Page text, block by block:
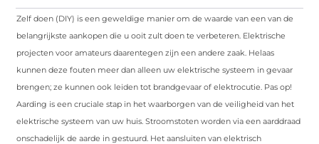
Zelf doen (DIY) is een geweldige manier om de waarde van een van de
belangrijkste aankopen die u ooit zult doen te verbeteren. Elektrische
projecten voor amateurs daarentegen zijn een andere zaak. Helaas
kunnen deze fouten meer dan alleen uw elektrische systeem in gevaar
brengen; ze kunnen ook leiden tot brandgevaar of elektrocutie. Pas op!
Aarding is een cruciale stap in het waarborgen van de veiligheid van het
elektrische systeem van uw huis. Stroomstoten worden via een aarddraad
onschadelijk de aarde in gestuurd. Het aansluiten van elektrisch